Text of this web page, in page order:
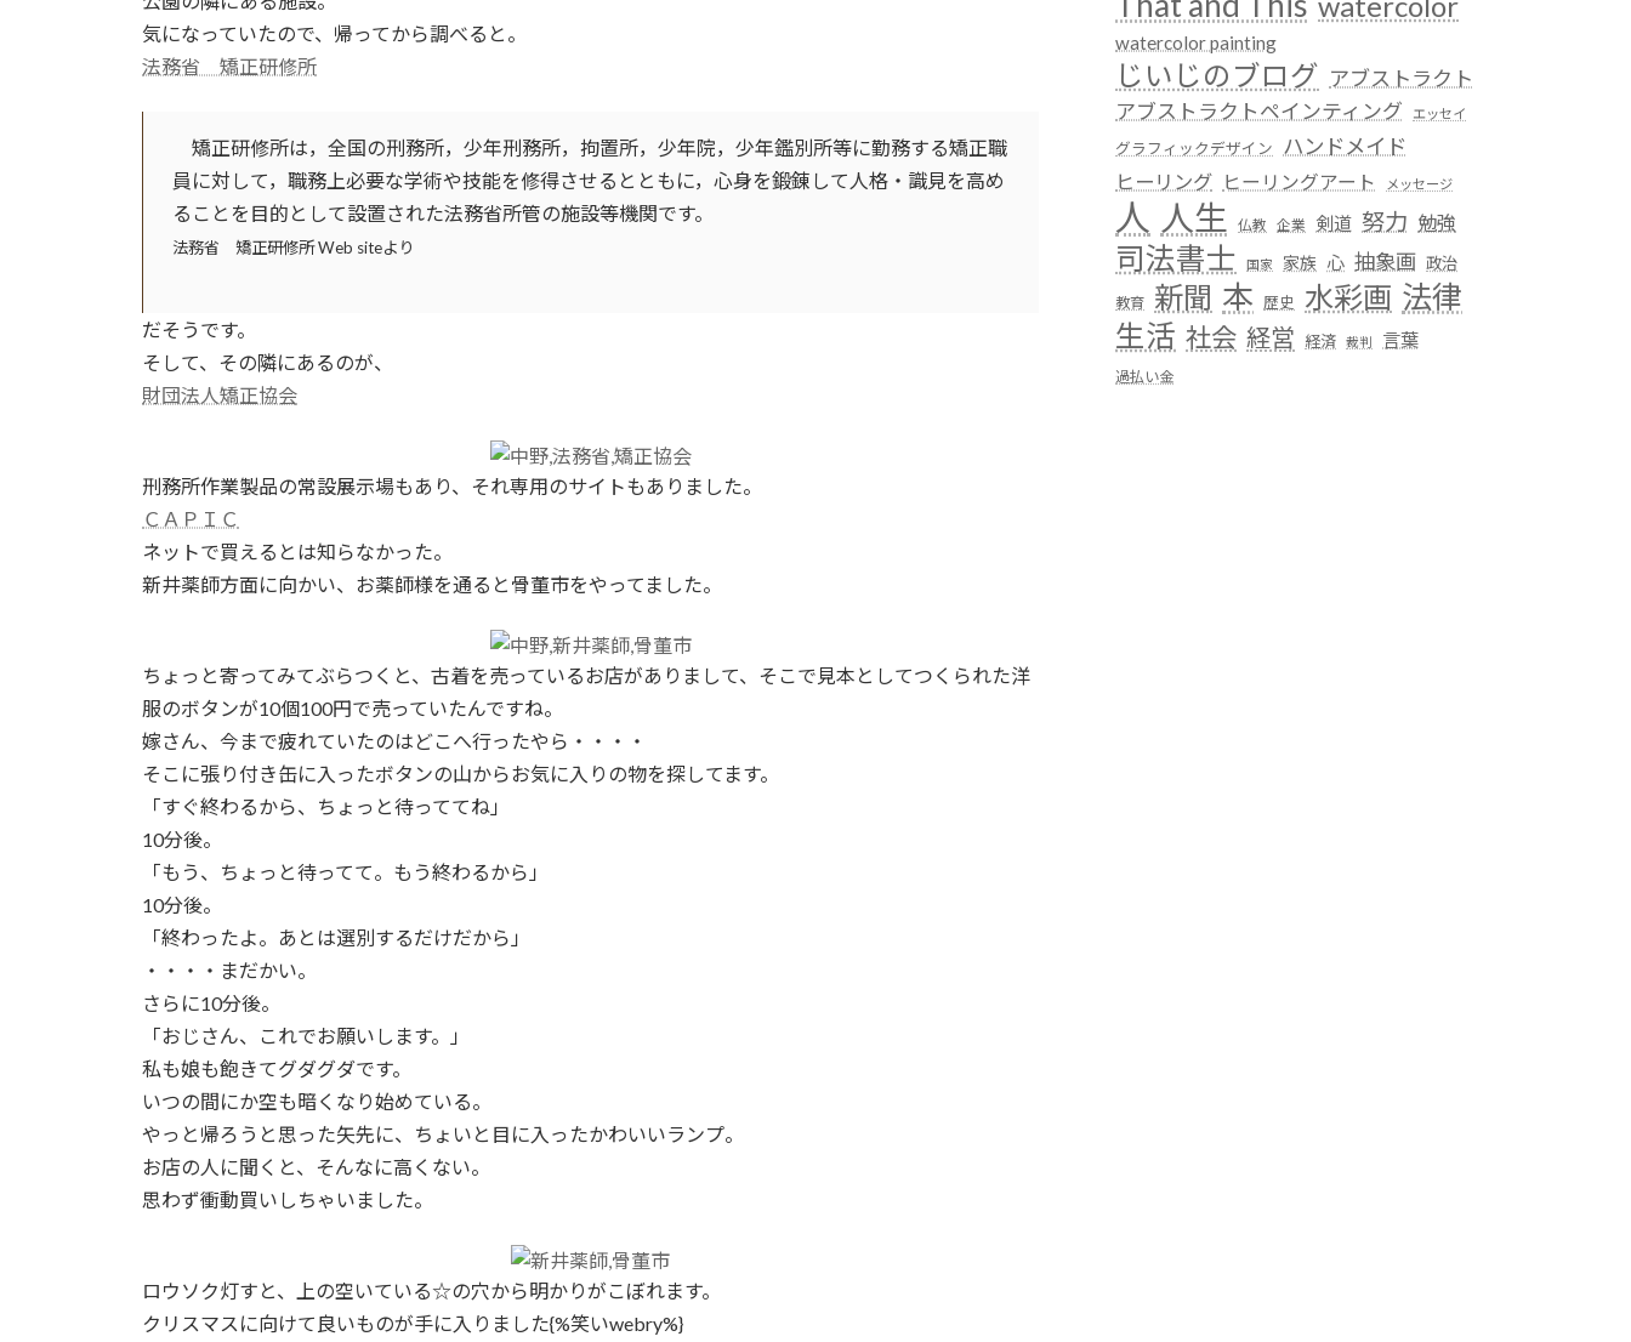
気になっていたので、帰ってから調べると。
法務省 矯正研修所
矯正研修所は，全国の刑務所，少年刑務所，拘置所，少年院，少年鑑別所等に勤務する矯正職
員に対して，職務上必要な学術や技能を修得させるとともに，心身を鍛錬して人格・識見を高め
ることを目的として設置された法務省所管の施設等機関です。
法務省 矯正研修所 Web siteより
だそうです。
そして、その隣にあるのが、
財団法人矯正協会
刑務所作業製品の常設展示場もあり、それ専用のサイトもありました。
ＣＡＰＩＣ
ネットで買えるとは知らなかった。
新井薬師方面に向かい、お薬師様を通ると骨董市をやってました。
ちょっと寄ってみてぶらつくと、古着を売っているお店がありまして、そこで見本としてつくられた洋
服のボタンが10個100円で売っていたんですね。
嫁さん、今まで疲れていたのはどこへ行ったやら・・・・
そこに張り付き缶に入ったボタンの山からお気に入りの物を探してます。
「すぐ終わるから、ちょっと待っててね」
10分後。
「もう、ちょっと待ってて。もう終わるから」
10分後。
「終わったよ。あとは選別するだけだから」
・・・・まだかい。
さらに10分後。
「おじさん、これでお願いします。」
私も娘も飽きてグダグダです。
いつの間にか空も暗くなり始めている。
やっと帰ろうと思った矢先に、ちょいと目に入ったかわいいランプ。
お店の人に聞くと、そんなに高くない。
思わず衝動買いしちゃいました。
ロウソク灯すと、上の空いている☆の穴から明かりがこぼれます。
クリスマスに向けて良いものが手に入りました{%笑いwebry%}
watercolor painting
じいじのブログ アブストラクト
アブストラクトペインティング
エッセイ
グラフィックデザイン ハンドメイド
ヒーリング ヒーリングアート メッセージ
人 人生 仏教 企業 剣道 努力 勉強
司法書士 国家 家族 心 抽象画 政治
教育 新聞 本 歴史 水彩画 法律
生活 社会 経営 経済 裁判 言葉
過払い金